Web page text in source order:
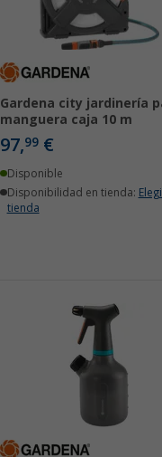
Gardena city jardinería
manguera caja 10 m
97,99 €
Disponible
Disponibilidad en tienda:
tienda